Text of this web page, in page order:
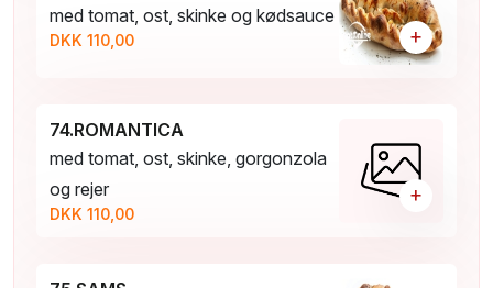
med tomat, ost, skinke og kødsauce
DKK 110,00 +
74.ROMANTICA
med tomat, ost, skinke, gorgonzola
og rejer
DKK 110,00
+